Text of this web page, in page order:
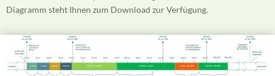
Diagramm steht Ihnen zum Download zur Verfügung.